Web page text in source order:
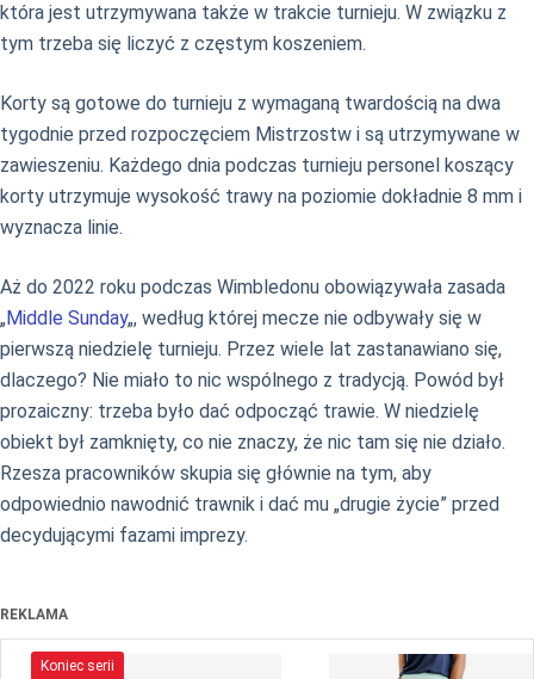
która jest utrzymywana także w trakcie turnieju. W związku z
tym trzeba się liczyć z częstym koszeniem.
Korty są gotowe do turnieju z wymaganą twardością na dwa
tygodnie przed rozpoczęciem Mistrzostw i są utrzymywane w
zawieszeniu. Każdego dnia podczas turnieju personel koszący
korty utrzymuje wysokość trawy na poziomie dokładnie 8 mm i
wyznacza linie.
Aż do 2022 roku podczas Wimbledonu obowiązywała zasada
„Middle Sunday„, według której mecze nie odbywały się w
pierwszą niedzielę turnieju. Przez wiele lat zastanawiano się,
dlaczego? Nie miało to nic wspólnego z tradycją. Powód był
prozaiczny: trzeba było dać odpocząć trawie. W niedzielę
obiekt był zamknięty, co nie znaczy, że nic tam się nie działo.
Rzesza pracowników skupia się głównie na tym, aby
odpowiednio nawodnić trawnik i dać mu „drugie życie” przed
decydującymi fazami imprezy.
REKLAMA
Koniec serii